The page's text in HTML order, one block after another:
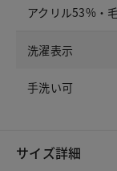
アクリル53%・
洗濯表示
手洗い可
サイズ詳細